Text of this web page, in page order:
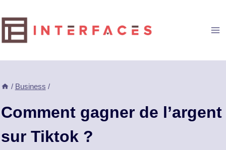
au
contenu
/ Business /
Comment gagner de l’argent
sur Tiktok ?